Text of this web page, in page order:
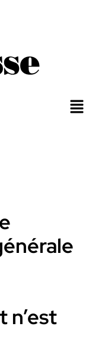
n’est